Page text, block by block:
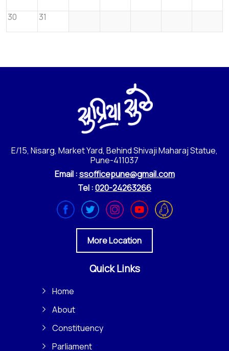
30
31
E/15, Nisarg, Market Yard, Behind Shivaji Maharaj Statue,
Pune-411037
Email :ssofficepune@gmail.com
Tel :020-24263266
More Location
Quick Links
Home
About
Constituency
Parliament